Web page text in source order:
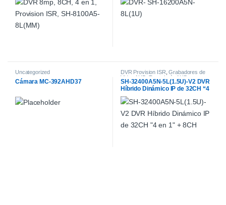
Uncategorized
Cámara MC-392AHD37
DVR Provision ISR,Grabadores de
Video AHD,Tecnología AHD
SH-32400A5N-5L(1.5U)-V2 DVR
Híbrido Dinámico IP de 32CH “4
en 1” + 8CH